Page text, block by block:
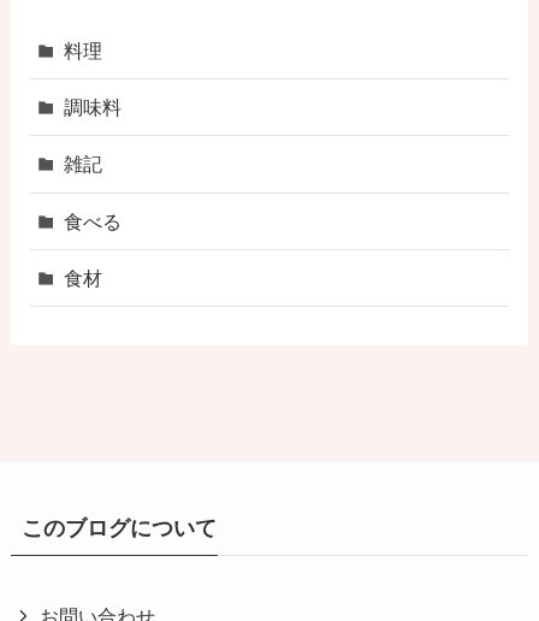
料理
調味料
雑記
食べる
食材
このブログについて
お問い合わせ